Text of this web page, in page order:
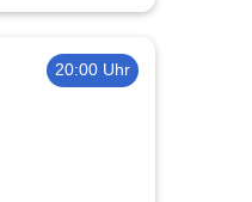
20:00 Uhr